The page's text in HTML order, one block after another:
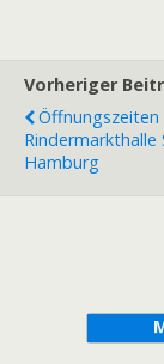
Vorheriger
Öffnungszeiten
Rindermarkthalle
Hamburg